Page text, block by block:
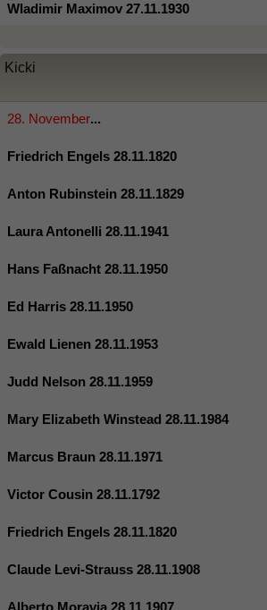
Wladimir Maximov 27.11.1930
Kicki
28. November...
Friedrich Engels 28.11.1820
Anton Rubinstein 28.11.1829
Laura Antonelli 28.11.1941
Hans Faßnacht 28.11.1950
Ed Harris 28.11.1950
Ewald Lienen 28.11.1953
Judd Nelson 28.11.1959
Mary Elizabeth Winstead 28.11.1984
Marcus Braun 28.11.1971
Victor Cousin 28.11.1792
Friedrich Engels 28.11.1820
Claude Levi-Strauss 28.11.1908
Alberto Moravia 28.11.1907